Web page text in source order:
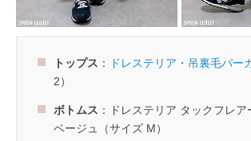
トップス ： ドレステリア・吊裏毛パー
2）
ボトムス ：ドレステリア タックフレア
ベージュ（サイズ M）